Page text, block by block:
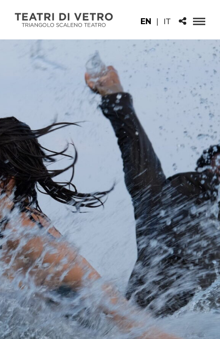
EN | IT